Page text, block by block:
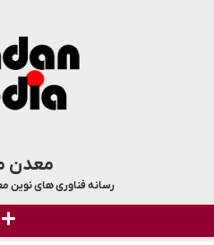
معدن
رسانه فناوری های نوین